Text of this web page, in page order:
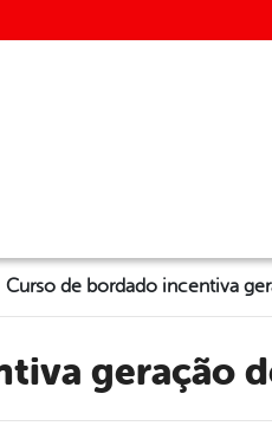
geração